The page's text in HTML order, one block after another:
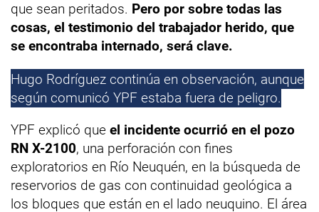
que sean peritados. Pero por sobre todas las
cosas, el testimonio del trabajador herido, que
se encontraba internado, será clave.
Hugo Rodríguez continúa en observación, aunque
según comunicó YPF estaba fuera de peligro.
YPF explicó que el incidente ocurrió en el pozo
RN X-2100, una perforación con fines
exploratorios en Río Neuquén, en la búsqueda de
reservorios de gas con continuidad geológica a
los bloques que están en el lado neuquino. El área